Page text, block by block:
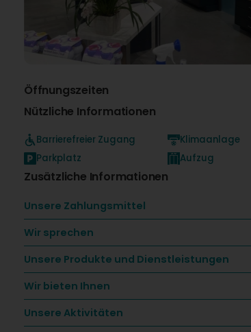
Öffnungszeiten
Nützliche Informationen
Barrierefreier Zugang
Parkplatz
Klimaanlage
Aufzug
Zusätzliche Informationen
Unsere Zahlungsmittel
Wir sprechen
Unsere Produkte und Dienstleistungen
Wir bieten Ihnen
Unsere Aktivitäten